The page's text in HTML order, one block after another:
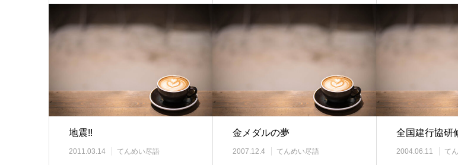
地震!!
2011.03.14 てんめい尽語
金メダルの夢
2007.12.4 てんめい尽語
全国建行協研
2004.06.11 て